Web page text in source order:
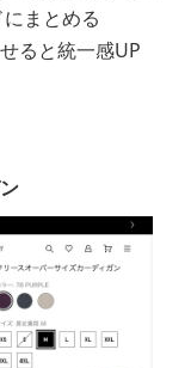
まとめる
ると統一感UP